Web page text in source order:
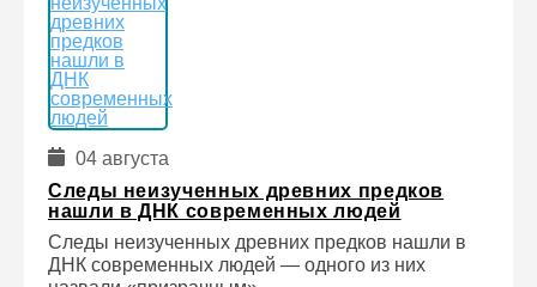
04 августа
Следы неизученных древних предков
нашли в ДНК современных людей
Следы неизученных древних предков нашли в
ДНК современных людей — одного из них